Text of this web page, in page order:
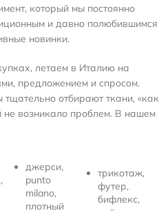
который мы постоянно
и давно полюбившимся
новинки.
летаем в Италию на
предложением и спросом.
отбирают ткани, «как
не возникало проблем. В нашем
джерси,
punto
milano,
плотный
трикотаж,
футер,
бифлекс,